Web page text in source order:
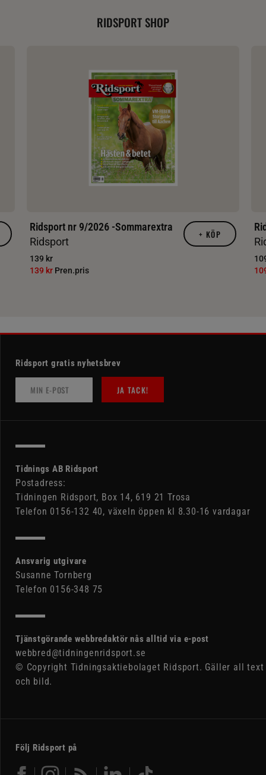
RIDSPORT SHOP
Ridsport nr 9/2026 -Sommarextra
Ridsport
139 kr
139 kr Pren.pris
+ KÖP
Ridsport gratis nyhetsbrev
JA TACK!
Tidnings AB Ridsport
Postadress:
Tidningen Ridsport, Box 14, 619 21 Trosa
Telefon 0156-132 40, växeln öppen kl 8.30-16 vardagar
Ansvarig utgivare
Susanne Tornberg
Telefon 0156-348 75
Tjänstgörande webbredaktör nås alltid via e-post
webbred@tidningenridsport.se
© Copyright Tidningsaktiebolaget Ridsport. Gäller all text
och bild.
Följ Ridsport på